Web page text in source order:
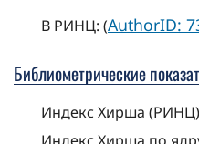
В РИНЦ: (AuthorID:
Библиометрические
Индекс Хирша (РИНЦ)